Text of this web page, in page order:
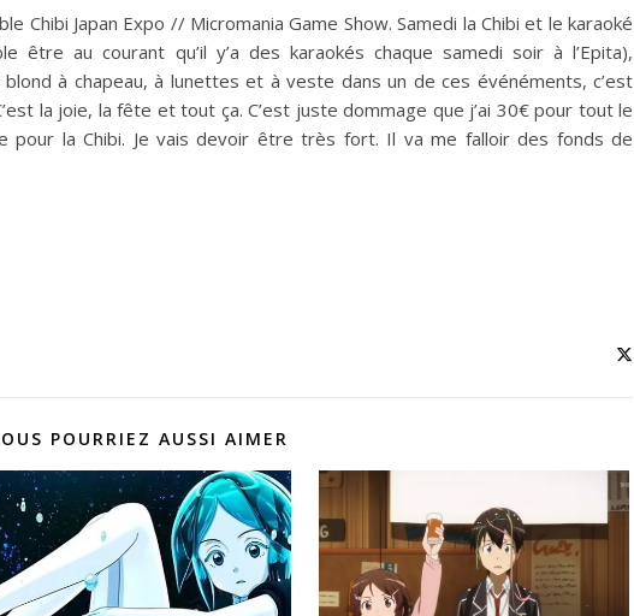
Chibi Japan Expo // Micromania Game Show. Samedi la Chibi et le karaoké
être au courant qu’il y’a des karaokés chaque samedi soir à l’Epita),
à chapeau, à lunettes et à veste dans un de ces événéments, c’est
la joie, la fête et tout ça. C’est juste dommage que j’ai 30€ pour tout le
pour la Chibi. Je vais devoir être très fort. Il va me falloir des fonds de
POURRIEZ AUSSI AIMER